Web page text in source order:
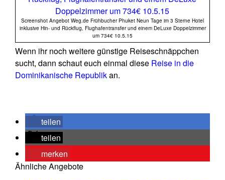
Screenshot Angebot Weg.de Frühbucher Phuket Neun Tage im 3 Sterne Hotel
inklusive Hin- und Rückflug, Flughafentransfer und einem DeLuxe Doppelzimmer
um 734€ 10.5.15
Wenn ihr noch weitere günstige Reiseschnäppchen
sucht, dann schaut euch einmal diese Reise in die
Dominikanische Republikan.
teilen
teilen
merken
Ähnliche Angebote